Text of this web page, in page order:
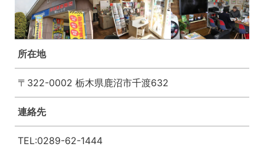
所在地
〒322-0002 栃木県鹿沼市千渡632
連絡先
TEL:0289-62-1444